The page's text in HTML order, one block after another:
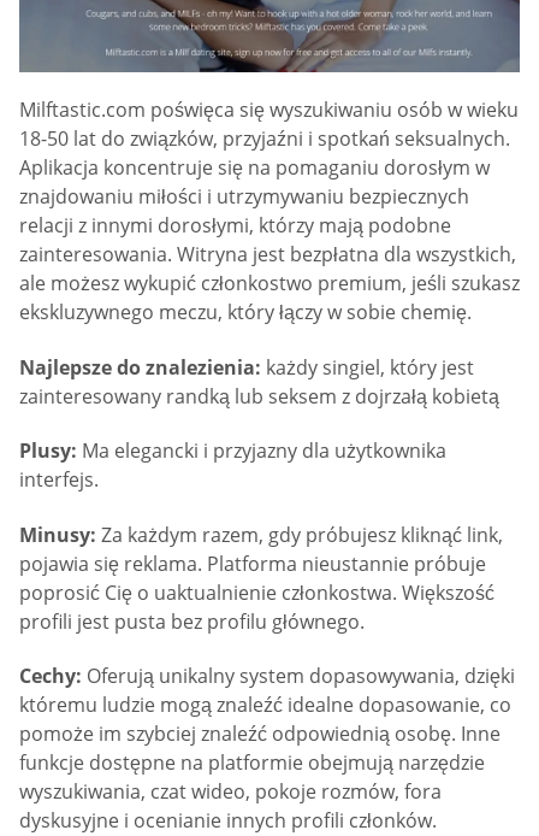
Milftastic.com poświęca się wyszukiwaniu osób w wieku
18-50 lat do związków, przyjaźni i spotkań seksualnych.
Aplikacja koncentruje się na pomaganiu dorosłym w
znajdowaniu miłości i utrzymywaniu bezpiecznych
relacji z innymi dorosłymi, którzy mają podobne
zainteresowania. Witryna jest bezpłatna dla wszystkich,
ale możesz wykupić członkostwo premium, jeśli szukasz
ekskluzywnego meczu, który łączy w sobie chemię.
Najlepsze do znalezienia: każdy singiel, który jest
zainteresowany randką lub seksem z dojrzałą kobietą
Plusy: Ma elegancki i przyjazny dla użytkownika
interfejs.
Minusy: Za każdym razem, gdy próbujesz kliknąć link,
pojawia się reklama. Platforma nieustannie próbuje
poprosić Cię o uaktualnienie członkostwa. Większość
profili jest pusta bez profilu głównego.
Cechy: Oferują unikalny system dopasowywania, dzięki
któremu ludzie mogą znaleźć idealne dopasowanie, co
pomoże im szybciej znaleźć odpowiednią osobę. Inne
funkcje dostępne na platformie obejmują narzędzie
wyszukiwania, czat wideo, pokoje rozmów, fora
dyskusyjne i ocenianie innych profili członków.